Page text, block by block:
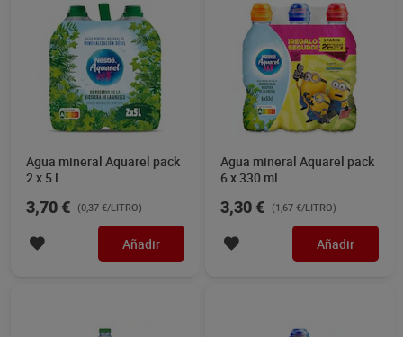
Agua mineral Aquarel pack
2 x 5 L
3,70 € (0,37 €/LITRO)
Añadir
Agua mineral Aquarel pack
6 x 330 ml
3,30 € (1,67 €/LITRO)
Añadir